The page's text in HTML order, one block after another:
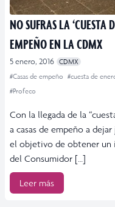
NO SUFRAS LA ‘CUESTA
EMPEÑO EN LA CDMX
5 enero, 2016 CDMX
#Casas de empeño #cuesta de
#Profeco
Con la llegada de la
a casas de empeño a
el objetivo de obtener un
del Consumidor […]
Leer más